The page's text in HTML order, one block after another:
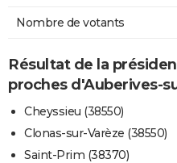
Nombre de votants
Résultat de la
proches d'Auberives-
Cheyssieu (38550)
Clonas-sur-Varèze (38550)
Saint-Prim (38370)